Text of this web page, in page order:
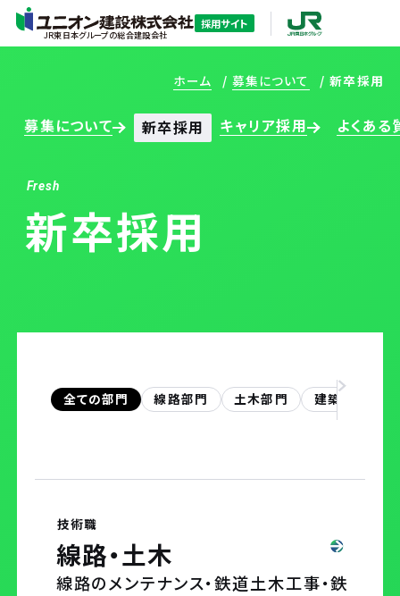
JR東日本グループの総合建設会社
採用サイト
ホーム
ユニオン建設を知る
ユニオン建設を知るTOP
先輩社員インタビュー
ホーム 募集について 新卒採用
募集について 新卒採用 キャリア採用 よくある
Fresh
新卒採用
全ての部門 線路部門 土木部門 建築部門
技術職
線路・土木
線路のメンテナンス・鉄道土木工事・鉄